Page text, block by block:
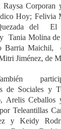
Raysa Corporan
Hoy; Felivia
del El
Tania Molina
Barria Maichil,
Jiménez, de
de Sociales y
Arelis Ceballos
Teleantillas
y Keidy